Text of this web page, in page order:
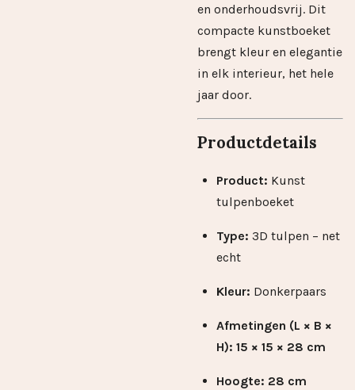
en onderhoudsvrij. Dit
compacte kunstboeket
brengt kleur en elegantie
in elk interieur, het hele
jaar door.
Productdetails
Product: Kunst
tulpenboeket
Type: 3D tulpen – net
echt
Kleur: Donkerpaars
Afmetingen (L × B ×
H): 15 × 15 × 28 cm
Hoogte: 28 cm